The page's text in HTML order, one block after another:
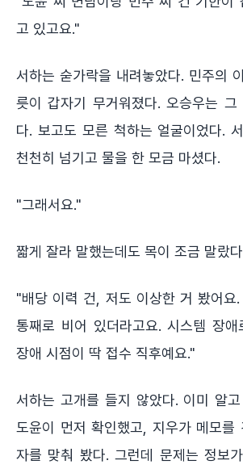
고 있고요."
서하는 숟가락을 내려놓았다. 민주의
릇이 갑자기 무거워졌다. 오승우는 그
다. 보고도 모른 척하는 얼굴이었다.
천천히 넘기고 물을 한 모금 마셨다.
"그래서요."
짧게 잘라 말했는데도 목이 조금 말랐
"배당 이력 건, 저도 이상한 거 봤어요
통째로 비어 있더라고요. 시스템 장애
장애 시점이 딱 접수 직후예요."
서하는 고개를 들지 않았다. 이미 알
도윤이 먼저 확인했고, 지우가 메모를
자를 맞춰 봤다. 그런데 문제는 정보